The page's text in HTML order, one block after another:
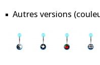
Autres versions